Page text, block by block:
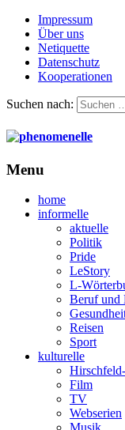
Impressum
Über uns
Netiquette
Datenschutz
Kooperationen
Suchen nach:
Menu
home
informelle
aktuelle
Politik
Pride
LeStory
L-
Beruf und
Reisen
Sport
kulturelle
Film
TV
Webserien